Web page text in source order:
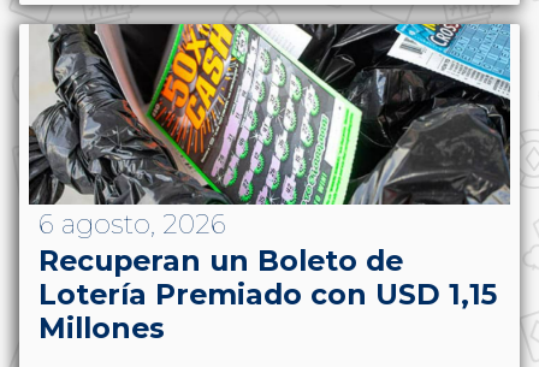
6 agosto, 2026
Recuperan un Boleto de
Lotería Premiado con USD 1,15
Millones